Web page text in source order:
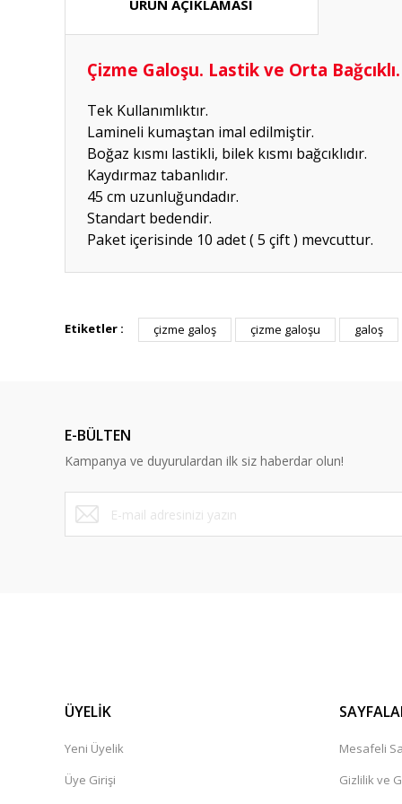
ÜRÜN AÇIKLAMASI
Çizme Galoşu. Lastik ve Orta
Tek Kullanımlıktır.
Lamineli kumaştan imal edilmiştir.
Boğaz kısmı lastikli, bilek kısmı bağcıklıdır.
Kaydırmaz tabanlıdır.
45 cm uzunluğundadır.
Standart bedendir.
Paket içerisinde 10 adet ( 5 çift ) mevcuttur.
P... K... | 26/07/2026
Etiketler : çizme galoş çizme galoşu galoş
E-BÜLTEN
Kampanya ve duyurulardan ilk siz haberdar olun!
ÜYELİK
Yeni Üyelik
Üye Girişi
Mesafeli
Gizlilik ve